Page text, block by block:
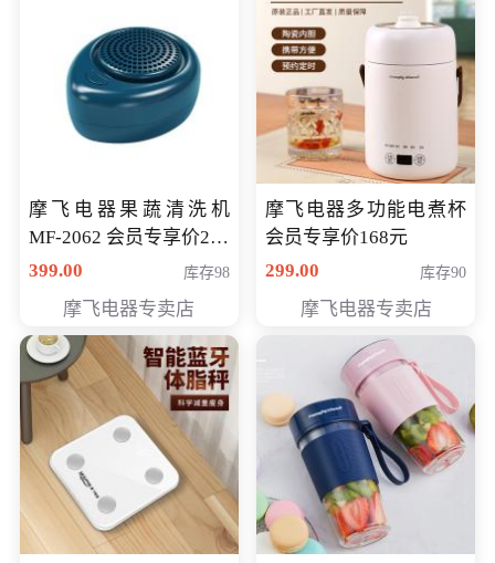
摩飞电器果蔬清洗机
MF-2062 会员专享价268
元
399.00 库存98
摩飞电器专卖店
摩飞电器多功能电煮杯
会员专享价168元
299.00
库存90
摩飞电器专卖店